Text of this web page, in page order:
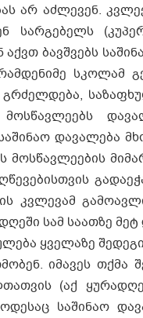
აძლევენ.
სარგებელს
ბავშვებს
სკოლამ
დავალება
მოსწავლეების
კვლევამ
სამ საათზე
ყველაზე
იმავეს თქმა
(აქ
საშინაო